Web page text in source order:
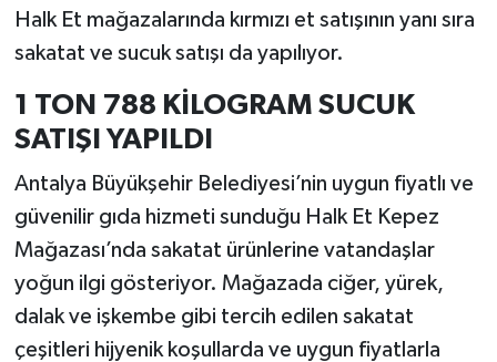
Halk Et mağazalarında kırmızı et satışının yanı sıra
sakatat ve sucuk satışı da yapılıyor.
1 TON 788 KİLOGRAM SUCUK
SATIŞI YAPILDI
Antalya Büyükşehir Belediyesi’nin uygun fiyatlı ve
güvenilir gıda hizmeti sunduğu Halk Et Kepez
Mağazası’nda sakatat ürünlerine vatandaşlar
yoğun ilgi gösteriyor. Mağazada ciğer, yürek,
dalak ve işkembe gibi tercih edilen sakatat
çeşitleri hijyenik koşullarda ve uygun fiyatlarla